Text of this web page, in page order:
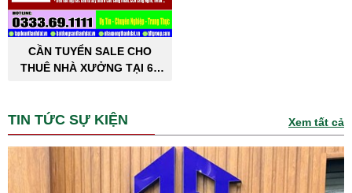
CẦN TUYỂN SALE CHO
THUÊ NHÀ XƯỞNG TẠI 63
TIN TỨC SỰ KIỆN Xem tất cả